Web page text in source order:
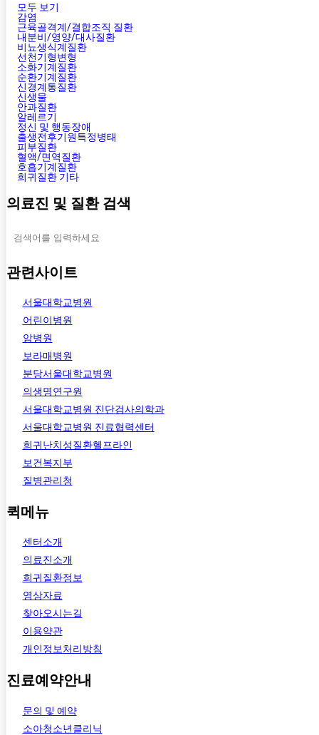
모두 보기
감염
근육골격계/결합조직 질환
내분비/영양/대사질환
비뇨생식계질환
선천기형변형
소화기계질환
순환기계질환
신경계통질환
신생물
안과질환
알레르기
정신 및 행동장애
출생전후기원특정병태
피부질환
혈액/면역질환
호흡기계질환
희귀질환 기타
의료진 및 질환 검색
관련사이트
서울대학교병원
어린이병원
암병원
보라매병원
분당서울대학교병원
의생명연구원
서울대학교병원 진단검사의학과
서울대학교병원 진료협력센터
희귀난치성질환헬프라인
보건복지부
질병관리청
퀵메뉴
센터소개
의료진소개
희귀질환정보
영상자료
찾아오시는길
이용약관
개인정보처리방침
진료예약안내
문의 및 예약
소아청소년클리닉